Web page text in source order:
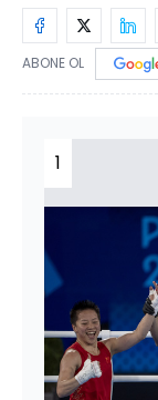
ABONE OL
1